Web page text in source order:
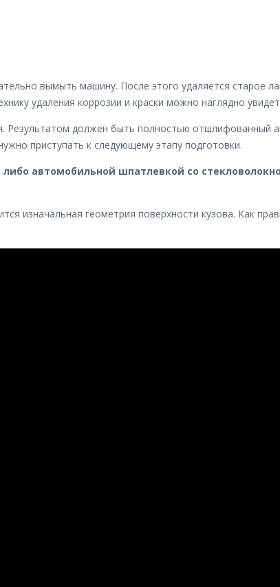
вымыть машину. После этого удаляется старое
удаления коррозии и краски можно наглядно
Результатом должен быть полностью отшлифованный
приступать к следующему этапу подготовки.
автомобильной шпатлевкой со
изначальная геометрия поверхности кузова. Как